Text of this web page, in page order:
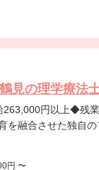
見の理学療法
を融合させた独自
月給 263,000円 〜